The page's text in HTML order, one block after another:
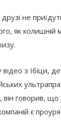
друзі не
як
з Ібіци,
говорив,
є